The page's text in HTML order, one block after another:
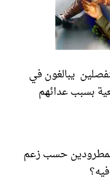
يبالغون في
بسبب عدائهم
حسب زعم